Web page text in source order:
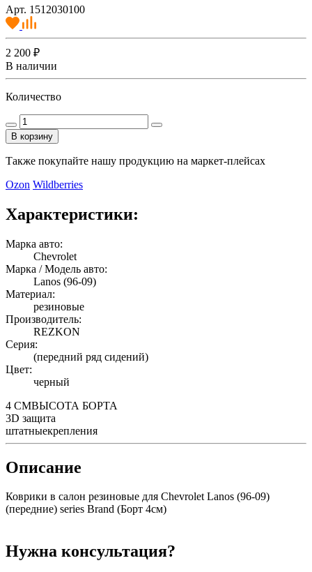
Арт. 1512030100
2 200 ₽
В наличии
Количество
В корзину
Также покупайте нашу продукцию на маркет-плейсах
Ozon Wildberries
Характеристики:
Марка авто:
Chevrolet
Марка / Модель авто:
Lanos (96-09)
Материал:
резиновые
Производитель:
REZKON
Серия:
(передний ряд сидений)
Цвет:
черный
4 СМВЫСОТА БОРТА
3D защита
штатныекрепления
Описание
Коврики в салон резиновые для Chevrolet Lanos (96-09)
(передние) series Brand (Борт 4см)
Нужна консультация?